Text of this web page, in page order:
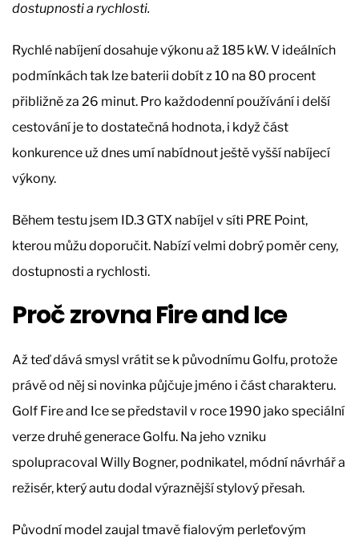
dostupnosti a rychlosti.
Rychlé nabíjení dosahuje výkonu až 185 kW. V ideálních
podmínkách tak lze baterii dobít z 10 na 80 procent
přibližně za 26 minut. Pro každodenní používání i delší
cestování je to dostatečná hodnota, i když část
konkurence už dnes umí nabídnout ještě vyšší nabíjecí
výkony.
Během testu jsem ID.3 GTX nabíjel v síti PRE Point,
kterou můžu doporučit. Nabízí velmi dobrý poměr ceny,
dostupnosti a rychlosti.
Proč zrovna Fire and Ice
Až teď dává smysl vrátit se k původnímu Golfu, protože
právě od něj si novinka půjčuje jméno i část charakteru.
Golf Fire and Ice se představil v roce 1990 jako speciální
verze druhé generace Golfu. Na jeho vzniku
spolupracoval Willy Bogner, podnikatel, módní návrhář a
režisér, který autu dodal výraznější stylový přesah.
Původní model zaujal tmavě fialovým perleťovým